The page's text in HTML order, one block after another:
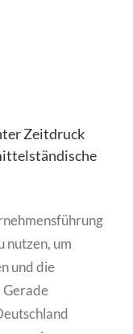
Zeitdruck
nutzen, um
und die